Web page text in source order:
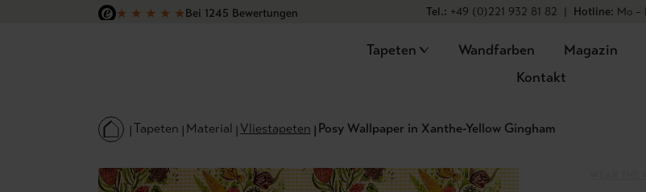
Hauptinhalt springen
Zur Suche springen
Zur Hauptnavigation springen
★ ★ ★ ★ ★Bei 1245 Bewertungen
Tel.: +49 (0)221 932 81 82 | Hotline: Mo –
Tapeten Wandfarben Magazin
Kontakt
Tapeten Material Vliestapeten Posy Wallpaper in Xanthe-Yellow Gingham